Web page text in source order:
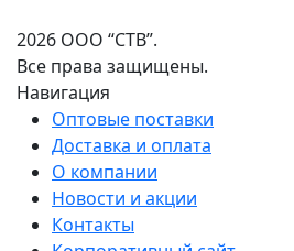
2026 ООО “СТВ”.
Все права защищены.
Навигация
Оптовые поставки
Доставка и оплата
О компании
Новости и акции
Контакты